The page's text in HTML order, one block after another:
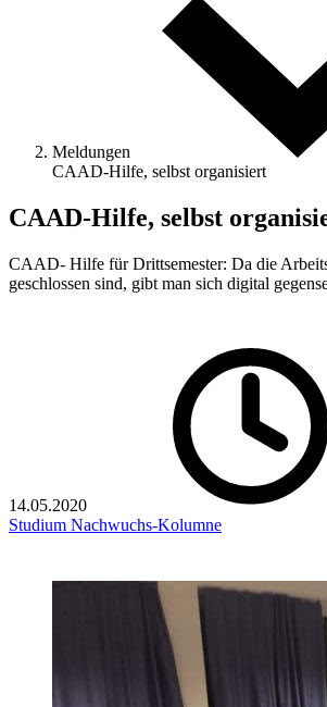
Meldungen
CAAD-Hilfe, selbst organisiert
CAAD-Hilfe, selbst
CAAD- Hilfe für Drittsemester: Da die
geschlossen sind, gibt man sich digital
14.05.2020
Studium Nachwuchs-Kolumne